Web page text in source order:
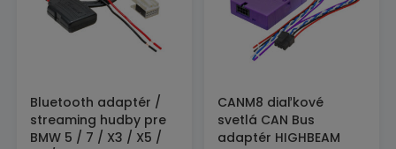
Bluetooth adaptér /
streaming hudby pre
BMW 5 / 7 / X3 / X5 /
CANM8 diaľkové
svetlá CAN Bus
adaptér HIGHBEAM